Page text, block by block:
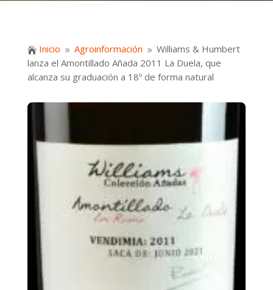
 Inicio 9 Agroinformación 9 Williams & Humbert
lanza el Amontillado Añada 2011 La Duela, que
alcanza su graduación a 18º de forma natural